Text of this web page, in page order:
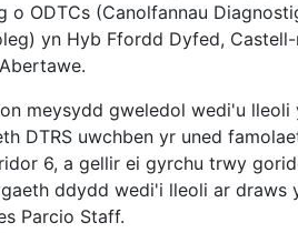
o ODTCs (Canolfannau
yn Hyb Ffordd Dyfed,
meysydd gweledol wedi'u
DTRS uwchben yr uned
6, a gellir ei gyrchu trwy
ddydd wedi'i lleoli ar
Parcio Staff.